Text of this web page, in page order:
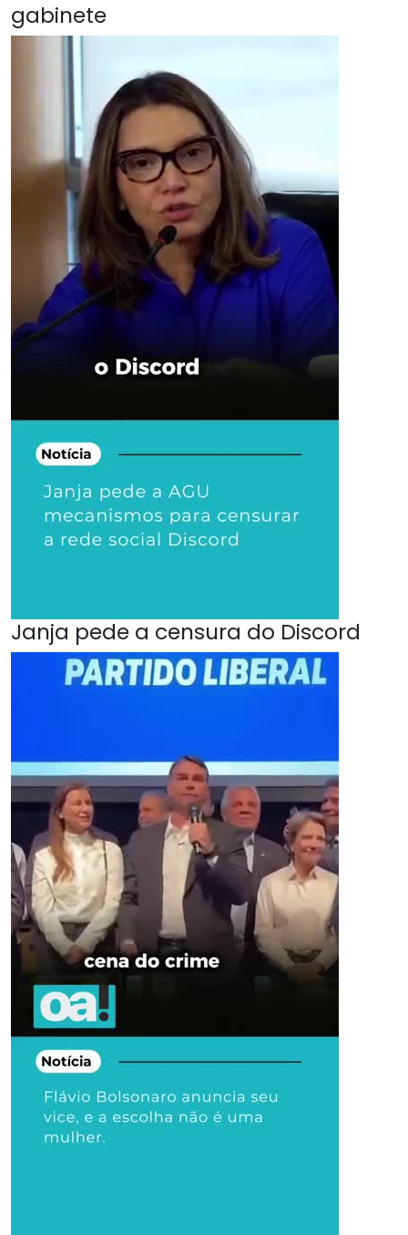
gabinete
Janja pede a censura do Discord